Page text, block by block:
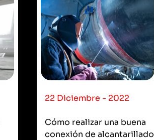
22 Diciembre - 2022
Cómo realizar una buena
conexión de alcantarillado